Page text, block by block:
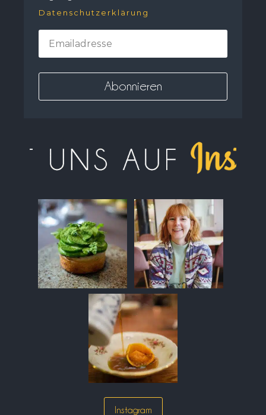
Datenschutzerklärung
Instagram